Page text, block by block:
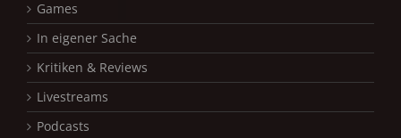
Games
In eigener Sache
Kritiken & Reviews
Livestreams
Podcasts